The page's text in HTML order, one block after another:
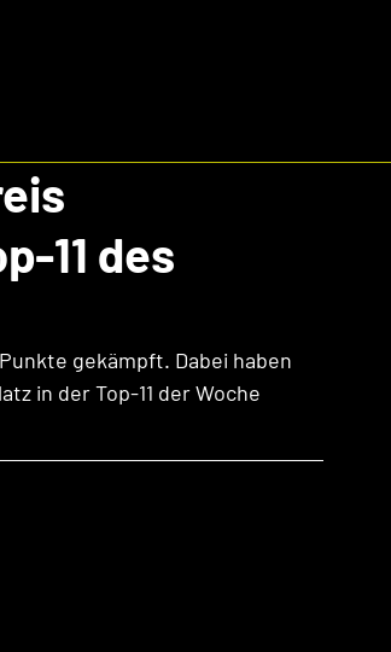
11 des
gekämpft. Dabei haben
in der Top-11 der Woche